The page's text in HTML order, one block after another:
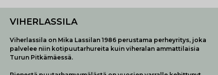
VIHERLASSILA
Viherlassila on Mika Lassilan 1986 perustama perheyritys, joka
palvelee niin kotipuutarhureita kuin viheralan ammattilaisia
Turun Pitkämäessä.